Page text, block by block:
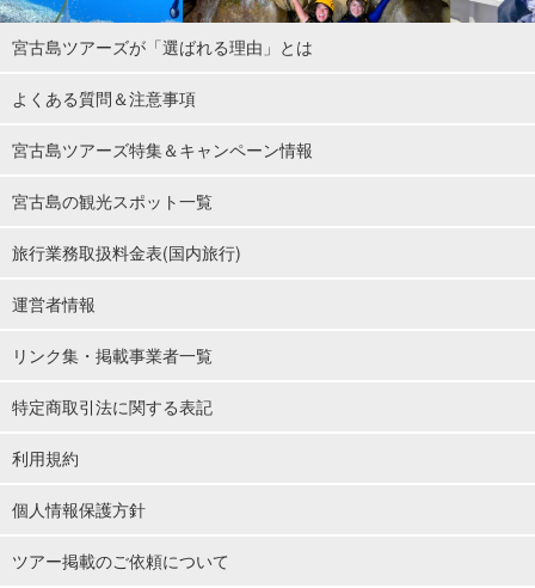
宮古島ツアーズが「選ばれる理由」とは
よくある質問＆注意事項
宮古島ツアーズ特集＆キャンペーン情報
宮古島の観光スポット一覧
旅行業務取扱料金表(国内旅行)
運営者情報
リンク集・掲載事業者一覧
特定商取引法に関する表記
利用規約
個人情報保護方針
ツアー掲載のご依頼について